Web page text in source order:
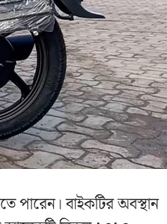
পারেন। বাইকটির অবস্থান